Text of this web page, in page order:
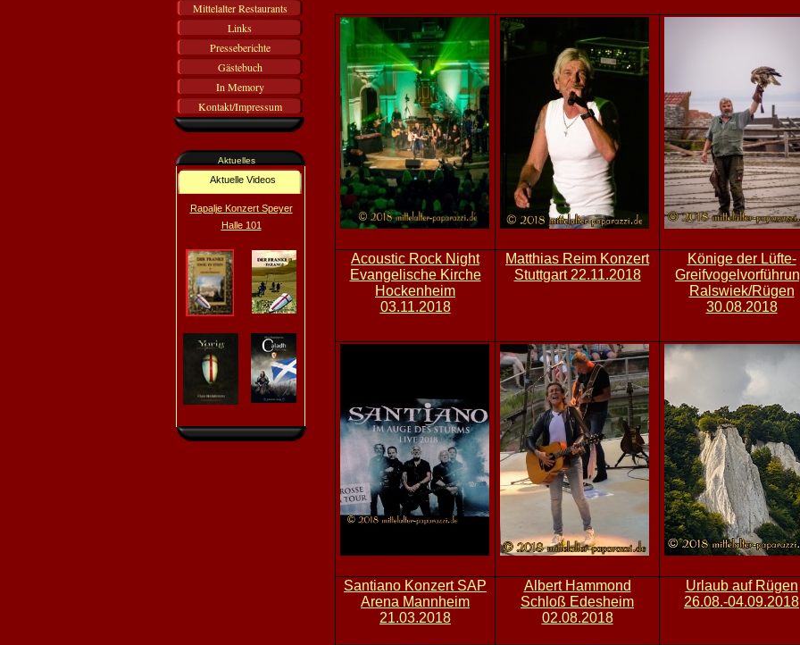
Rapalje Konzert Speyer
Halle 101
Aktuelles
Aktuelle Videos
Mittelalter Restaurants
Links
Presseberichte
Gästebuch
In Memory
Kontakt/Impressum
Acoustic Rock Night
Evangelische Kirche
Hockenheim
03.11.2018
Matthias Reim Konzert
Stuttgart 22.11.2018
Könige der Lüfte-
Ralswiek/Rügen
30.08.2018
Santiano Konzert SAP
Arena Mannheim
21.03.2018
Albert Hammond
Schloß Edesheim
02.08.2018
Urlaub auf Rügen
26.08.-04.09.2018